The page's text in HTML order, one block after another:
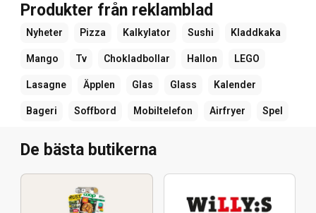
Produkter från reklamblad
Nyheter Pizza Kalkylator Sushi Kladdkaka
Mango Tv Chokladbollar Hallon LEGO
Lasagne Äpplen Glas Glass Kalender
Bageri Soffbord Mobiltelefon Airfryer Spel
De bästa butikerna